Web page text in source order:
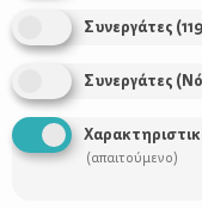
Πριν λίγες μέρες
με τα είδη σπιτιού
ένα προϊόν
μανάβη. Δεν το
ερωτεύτηκα! Ψέματα
Συνεργάτες (
Συνεργάτες
(απαιτούμενο)